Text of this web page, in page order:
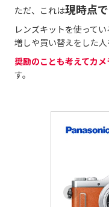
ただ、これは現時点
レンズキットを使って
増しや買い替えをした人
奨励のことも考えてカ
す。